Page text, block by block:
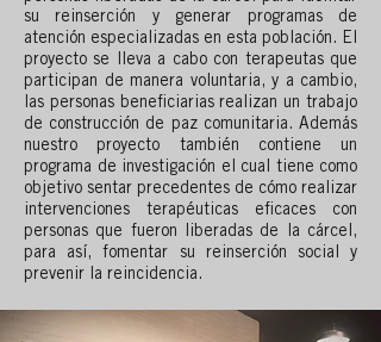
su reinserción y generar programas de
atención especializadas en esta población. El
proyecto se lleva a cabo con terapeutas que
participan de manera voluntaria, y a cambio,
las personas beneficiarias realizan un trabajo
de construcción de paz comunitaria. Además
nuestro proyecto también contiene un
programa de investigación el cual tiene como
objetivo sentar precedentes de cómo realizar
intervenciones terapéuticas eficaces con
personas que fueron liberadas de la cárcel,
para así, fomentar su reinserción social y
prevenir la reincidencia.